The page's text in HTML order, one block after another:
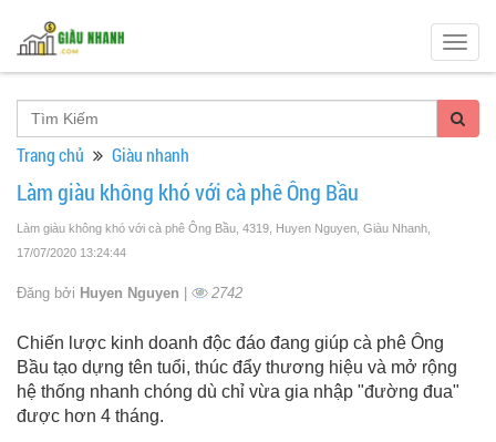
Trang chủ Giàu nhanh
Làm giàu không khó với cà phê Ông Bầu
Làm giàu không khó với cà phê Ông Bầu, 4319, Huyen Nguyen, Giàu Nhanh
17/07/2020 13:24:44
Đăng bởi Huyen Nguyen | 2742
Chiến lược kinh doanh độc đáo đang giúp cà phê Ông
Bầu tạo dựng tên tuổi, thúc đẩy thương hiệu và mở rộng
hệ thống nhanh chóng dù chỉ vừa gia nhập "đường đua"
được hơn 4 tháng.